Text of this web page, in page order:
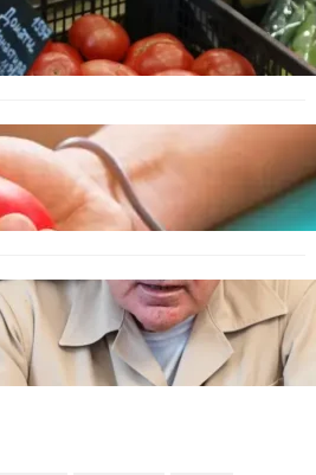
раздвижи: зеленчуци и основни
цените си
спешна нужда от кръводарители
0+
Няма преднамерени действия
дронът край Кардам е бил